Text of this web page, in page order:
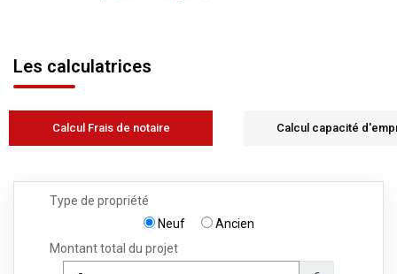
Les calculatrices
Calcul Frais de notaire Calcul capacité